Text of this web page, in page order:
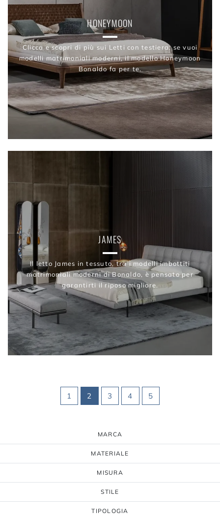
MARCA
MATERIALE
MISURA
STILE
TIPOLOGIA
HONEYMOON
Clicca e scopri di più sui Letti con testiera: se vuoi
modelli matrimoniali moderni, il modello Honeymoon
Bonaldo fa per te.
JAMES
Il letto James in tessuto, tra i modelli imbottiti
matrimoniali moderni di Bonaldo, è pensato per
garantirti il riposo migliore.
1 2 3 4 5